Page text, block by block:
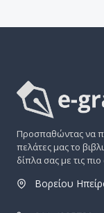
Προσπαθώντας να
πελάτες μας το
δίπλα σας με τις
Βορείου